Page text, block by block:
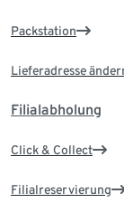
Packstation
Lieferadresse
Filialabholung
Click & Collect
Filialreservierung